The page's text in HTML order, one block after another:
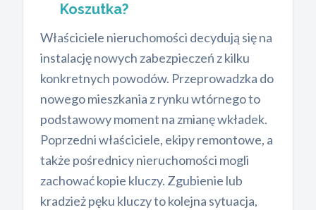
Koszutka?
Właściciele nieruchomości decydują się na
instalację nowych zabezpieczeń z kilku
konkretnych powodów. Przeprowadzka do
nowego mieszkania z rynku wtórnego to
podstawowy moment na zmianę wkładek.
Poprzedni właściciele, ekipy remontowe, a
także pośrednicy nieruchomości mogli
zachować kopie kluczy. Zgubienie lub
kradzież pęku kluczy to kolejna sytuacja,